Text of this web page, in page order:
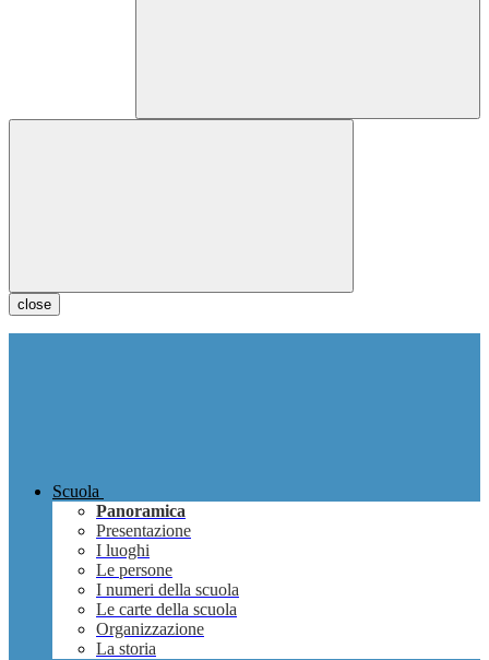
close
Scuola
Panoramica
Presentazione
I luoghi
Le persone
I numeri della scuola
Le carte della scuola
Organizzazione
La storia